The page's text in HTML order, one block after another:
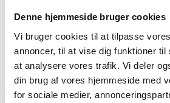
Denne hjemmeside bruger cookies
Vi bruger cookies til at tilpasse
annoncer, til at vise dig funktioner til
at analysere vores trafik. Vi deler
din brug af vores hjemmeside med
for sociale medier,
GÅ TIL